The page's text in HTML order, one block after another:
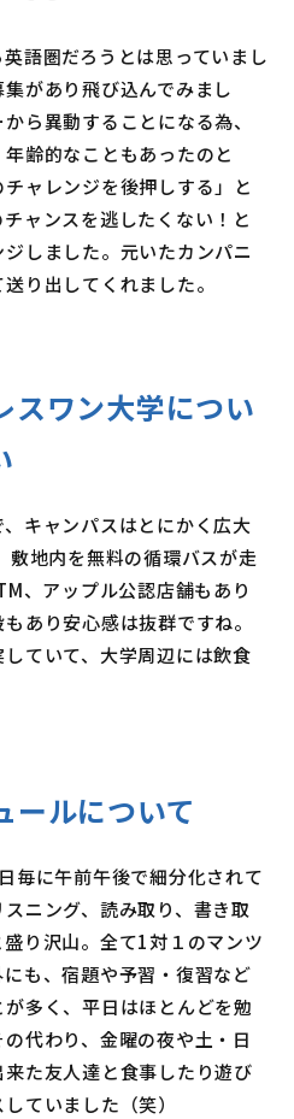
。
語圏だろうとは思っていまし
があり飛び込んでみまし
ら異動することになる為、
齢的なこともあったのと
チャレンジを後押しする」と
ャンスを逃したくない！と
しました。元いたカンパニ
り出してくれました。
スワン大学につい
キャンパスはとにかく広大
敷地内を無料の循環バスが走
、アップル公認店舗もあり
あり安心感は抜群ですね。
ていて、大学周辺には飲食
ールについて
毎に午前午後で細分化されて
ニング、読み取り、書き取
り沢山。全て1対１のマンツ
も、宿題や予習・復習など
多く、平日はほとんどを勉
代わり、金曜の夜や土・日
た友人達と食事したり遊び
ていました（笑）